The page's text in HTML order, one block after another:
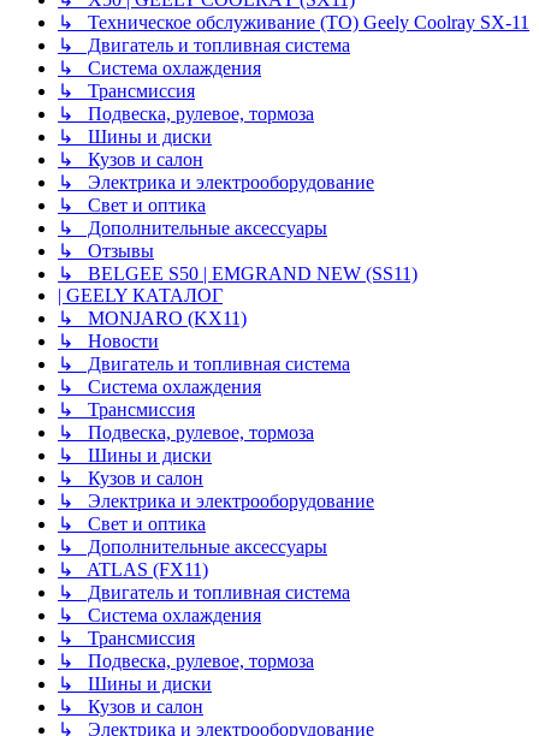
↳ Техническое обслуживание (ТО) Geely Coolray SX-11
↳ Двигатель и топливная система
↳ Система охлаждения
↳ Трансмиссия
↳ Подвеска, рулевое, тормоза
↳ Шины и диски
↳ Кузов и салон
↳ Электрика и электрооборудование
↳ Свет и оптика
↳ Дополнительные аксессуары
↳ Отзывы
↳ BELGEE S50 | EMGRAND NEW (SS11)
| GEELY КАТАЛОГ
↳ MONJARO (KX11)
↳ Новости
↳ Двигатель и топливная система
↳ Система охлаждения
↳ Трансмиссия
↳ Подвеска, рулевое, тормоза
↳ Шины и диски
↳ Кузов и салон
↳ Электрика и электрооборудование
↳ Свет и оптика
↳ Дополнительные аксессуары
↳ ATLAS (FX11)
↳ Двигатель и топливная система
↳ Система охлаждения
↳ Трансмиссия
↳ Подвеска, рулевое, тормоза
↳ Шины и диски
↳ Кузов и салон
↳ Электрика и электрооборудование